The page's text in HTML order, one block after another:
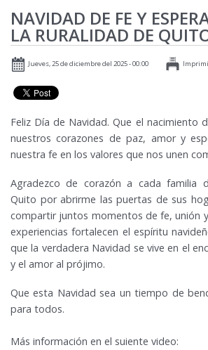
LEGISLAMOS
FISCALIZAMOS
TRANSPARENCIA
PRENSA
PARTICIPACIÓN
AGENDA
NAVIDAD DE FE Y
LA RURALIDAD DE
Jueves, 25 de diciembre del 2025 - 00:00
Feliz Día de Navidad. Que el nacimiento
nuestros corazones de paz, amor y
nuestra fe en los valores que nos unen
Agradezco de corazón a cada familia
Quito por abrirme las puertas de sus
compartir juntos momentos de fe, unión
experiencias fortalecen el espíritu
que la verdadera Navidad se vive en el
y el amor al prójimo.
Que esta Navidad sea un tiempo de
para todos.
Más información en el suiente video: